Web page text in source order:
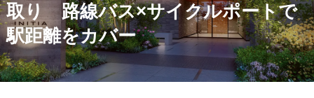
取り 路線バス×サイクルポートで
駅距離をカバー